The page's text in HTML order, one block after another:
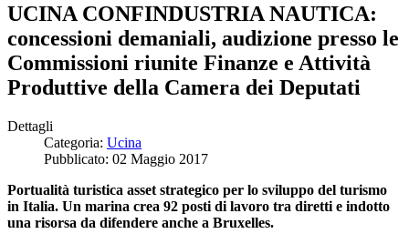
UCINA CONFINDUSTRIA NAUTICA:
concessioni demaniali, audizione presso le
Commissioni riunite Finanze e Attività
Produttive della Camera dei Deputati
Dettagli
Categoria: Ucina
Pubblicato: 02 Maggio 2017
Portualità turistica asset strategico per lo sviluppo del turismo
in Italia. Un marina crea 92 posti di lavoro tra diretti e indotto
una risorsa da difendere anche a Bruxelles.